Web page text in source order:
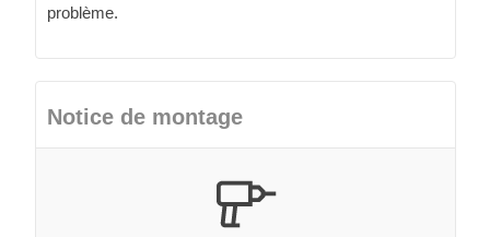
problème.
Notice de montage